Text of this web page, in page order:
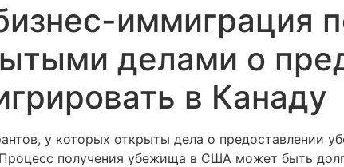
иммиграция
делами о
в Канаду
у которых открыты дела о предоставлении
получения убежища в США может быть